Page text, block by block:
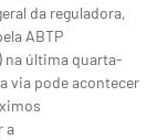
da reguladora,
ABTP
na última quarta-
via pode acontecer
a